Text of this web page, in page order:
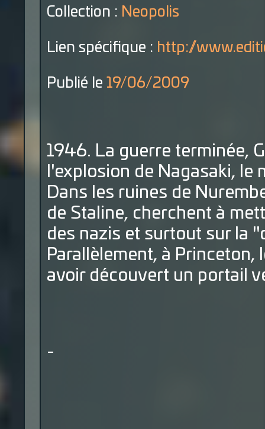
Collection : Neopolis
Lien spécifique : http://
Publié le 19/06/2009
1946. La guerre terminée,
l'explosion de Nagasaki, le
Dans les ruines de
de Staline, cherchent à
des nazis et surtout sur la
Parallèlement, à Princeton,
avoir découvert un portail
-